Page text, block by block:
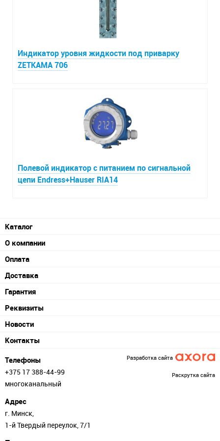
Индикатор уровня жидкости под приварку
ZETKAMA 706
Полевой индикатор с питанием по сигнальной
цепи Endress+Hauser RIA14
Каталог
О компании
Оплата
Доставка
Гарантия
Реквизиты
Новости
Контакты
Телефоны
+375 17 388-44-99
многоканальный
Адрес
г. Минск,
1-й Твердый переулок, 7/1
Разработка сайта
Раскрутка сайта